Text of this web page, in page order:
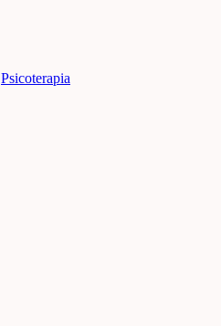
Psicoterapia